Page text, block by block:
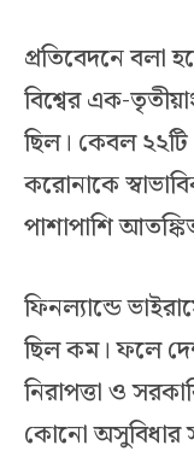
প্রতিবেদনে বলা
বিশ্বের এক-
ছিল। কেবল
করোনাকে
পাশাপাশি
ফিনল্যান্ডে
ছিল কম। ফলে
নিরাপত্তা ও
কোনো অসুবিধার